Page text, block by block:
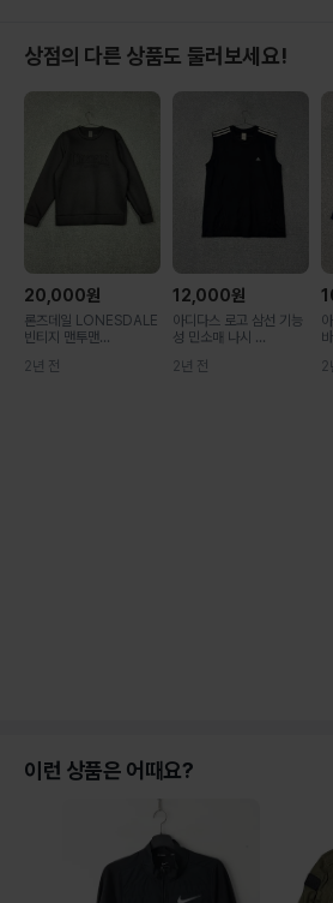
상점의 다른 상품도 둘러보세요!
20,000원
론즈데일 LONESDALE
빈티지 맨투맨...
2년 전
12,000원
아디다스 로고 삼선 기능
성 민소매 나시 ...
2년 전
이런 상품은 어때요?